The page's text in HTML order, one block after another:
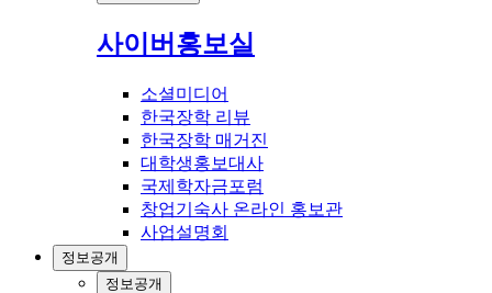
사이버홍보실
소셜미디어
한국장학 리뷰
한국장학 매거진
대학생홍보대사
국제학자금포럼
창업기숙사 온라인 홍보관
사업설명회
정보공개
정보공개